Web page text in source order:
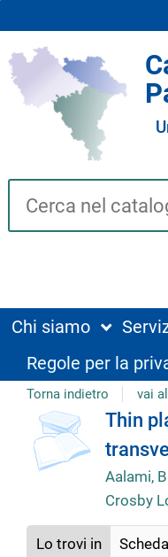
Cerca su "Catalogo"
Chi siamo
Regole per la
Torna indietro vai
Dettaglio
del
Thin
Aalami,
Crosby
Lo trovi in Scheda